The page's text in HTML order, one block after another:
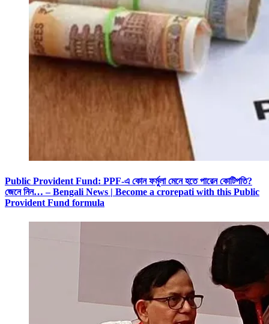
Public Provident Fund: PPF-এ কোন ফর্মুলা মেনে হতে পারেন কোটিপতি?
জেনে নিন… – Bengali News | Become a crorepati with this Public
Provident Fund formula